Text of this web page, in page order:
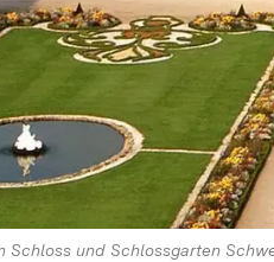
Schloss und Schlossgarten